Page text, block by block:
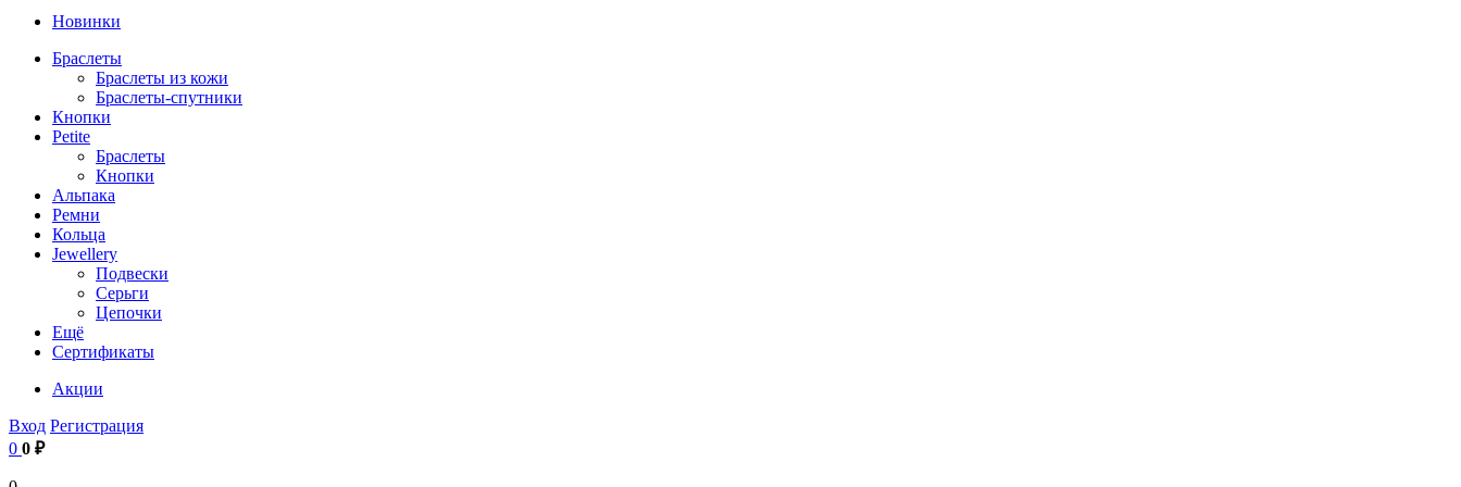
Новинки
Браслеты
Браслеты из кожи
Браслеты-спутники
Кнопки
Petite
Браслеты
Кнопки
Альпака
Ремни
Кольца
Jewellery
Подвески
Серьги
Цепочки
Ещё
Сертификаты
Акции
Вход Регистрация
0 0 ₽